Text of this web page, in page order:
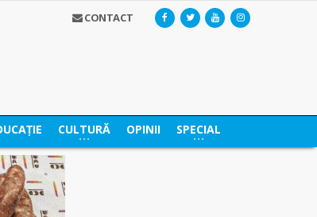
CONTACT
CULTURĂ OPINII SPECIAL